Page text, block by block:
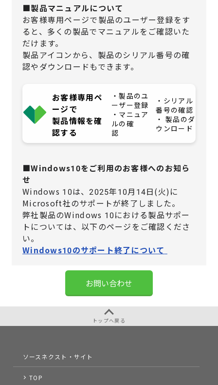
■製品マニュアルについて
お客様専用ページで製品のユーザー登録をす
ると、多くの製品でマニュアルをご確認いた
だけます。
製品アイコンから、製品のシリアル番号の確
認やダウンロードもできます。
お客様専用ペ
ージで
製品情報を確
認する
・製品のユ
ーザー登録
・マニュア
ルの確
認
・シリアル
番号の確認
・ 製品のダ
ウンロード
■Windows10をご利用のお客様へのお知ら
せ
Windows 10は、2025年10月14日(火)に
Microsoft社のサポートが終了しました。
弊社製品のWindows 10における製品サポー
トについては、 以下のページをご確認くださ
い。
Windows10のサポート終了について
お問い合わせ
トップへ戻る
ソースネクスト・サイト
TOP